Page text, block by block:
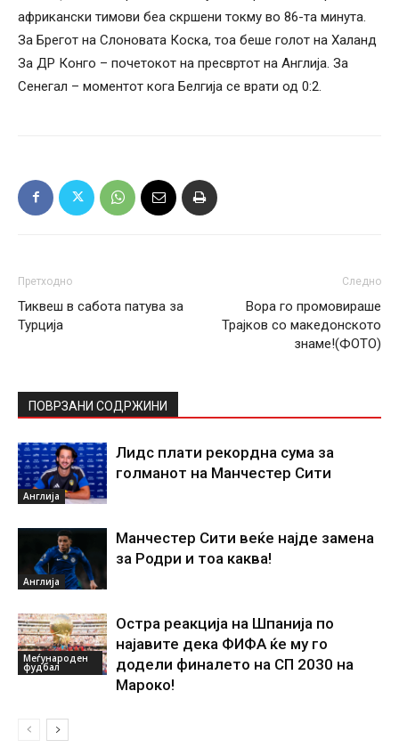
африкански тимови беа скршени токму во 86-та минута.
За Брегот на Слоновата Коска, тоа беше голот на Халанд
За ДР Конго – почетокот на пресвртот на Англија. За
Сенегал – моментот кога Белгија се врати од 0:2.
Претходно
Тиквеш в сабота патува за
Турција
Следно
Вора го промовираше
Трајков со македонското
знаме!(ФОТО)
ПОВРЗАНИ СОДРЖИНИ
Англија
Лидс плати рекордна сума за
голманот на Манчестер Сити
Англија
Манчестер Сити веќе најде замена
за Родри и тоа каква!
Меѓународен
фудбал
Остра реакција на Шпанија по
најавите дека ФИФА ќе му го
додели финалето на СП 2030 на
Мароко!